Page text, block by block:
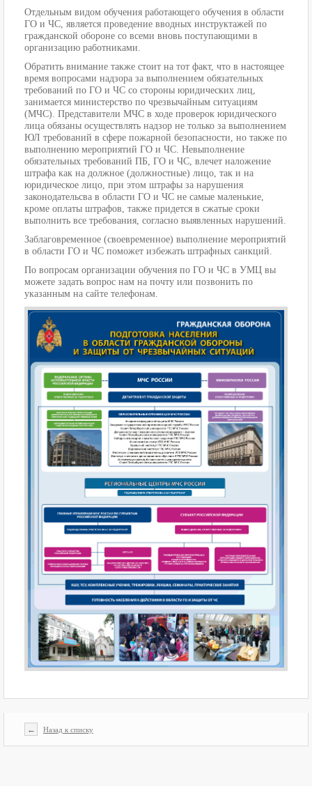
Отдельным видом обучения работающего обучения в области
ГО и ЧС, является проведение вводных инструктажей по
гражданской обороне со всеми вновь поступающими в
организацию работниками.
Обратить внимание также стоит на тот факт, что в настоящее
время вопросами надзора за выполнением обязательных
требований по ГО и ЧС со стороны юридических лиц,
занимается министерство по чрезвычайным ситуациям
(МЧС). Представители МЧС в ходе проверок юридического
лица обязаны осуществлять надзор не только за выполнением
ЮЛ требований в сфере пожарной безопасности, но также по
выполнению мероприятий ГО и ЧС. Невыполнение
обязательных требований ПБ, ГО и ЧС, влечет наложение
штрафа как на должное (должностные) лицо, так и на
юридическое лицо, при этом штрафы за нарушения
законодательсва в области ГО и ЧС не самые маленькие,
кроме оплаты штрафов, также придется в сжатые сроки
выполнить все требования, согласно выявленных нарушений.
Заблаговременное (своевременное) выполнение мероприятий
в области ГО и ЧС поможет избежать штрафных санкций.
По вопросам организации обучения по ГО и ЧС в УМЦ вы
можете задать вопрос нам на почту или позвонить по
указанным на сайте телефонам.
← Назад к списку